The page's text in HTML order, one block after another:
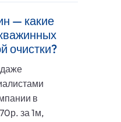
— какие
очистки?
в
за 1м,